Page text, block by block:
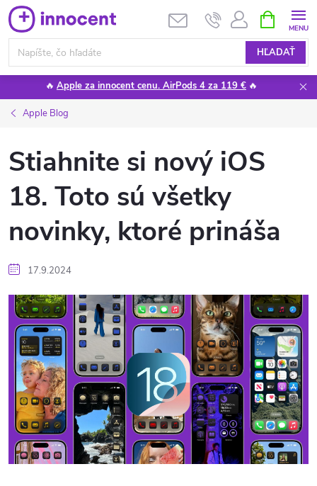
Prejsť
na
obsah
HĽADAŤ
KOŠÍK
🔥 Apple za innocent cenu. AirPods 4 za 119 € 🔥
Apple Blog
Stiahnite si nový iOS
18. Toto sú všetky
novinky, ktoré prináša
17.9.2024